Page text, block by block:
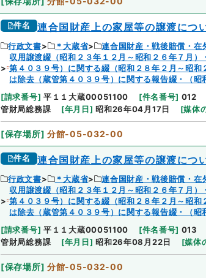
件名 連合国財産上の家屋等の譲渡につ
行政文書 ＊大蔵省
連合国財産・戦後賠償・在
収用譲渡綴（昭和２３年１２月～昭和２６年７月
第４０３９号）に関する綴（昭和２８年２月～昭和
は除去（蔵管第４０３９号）に関する報告綴・（昭
[請求番号] 平１１大蔵00051100 [件名番号] 012
管財局総務課
[年月日] 昭和26年04月17日 [媒体
[保存場所] 分館-05-032-00
件名 連合国財産上の家屋等の譲渡につ
行政文書 ＊大蔵省
連合国財産・戦後賠償・在
収用譲渡綴（昭和２３年１２月～昭和２６年７月
第４０３９号）に関する綴（昭和２８年２月～昭和
は除去（蔵管第４０３９号）に関する報告綴・（昭
[請求番号] 平１１大蔵00051100 [件名番号] 013
管財局総務課
[年月日] 昭和26年08月22日 [媒体
[保存場所] 分館-05-032-00